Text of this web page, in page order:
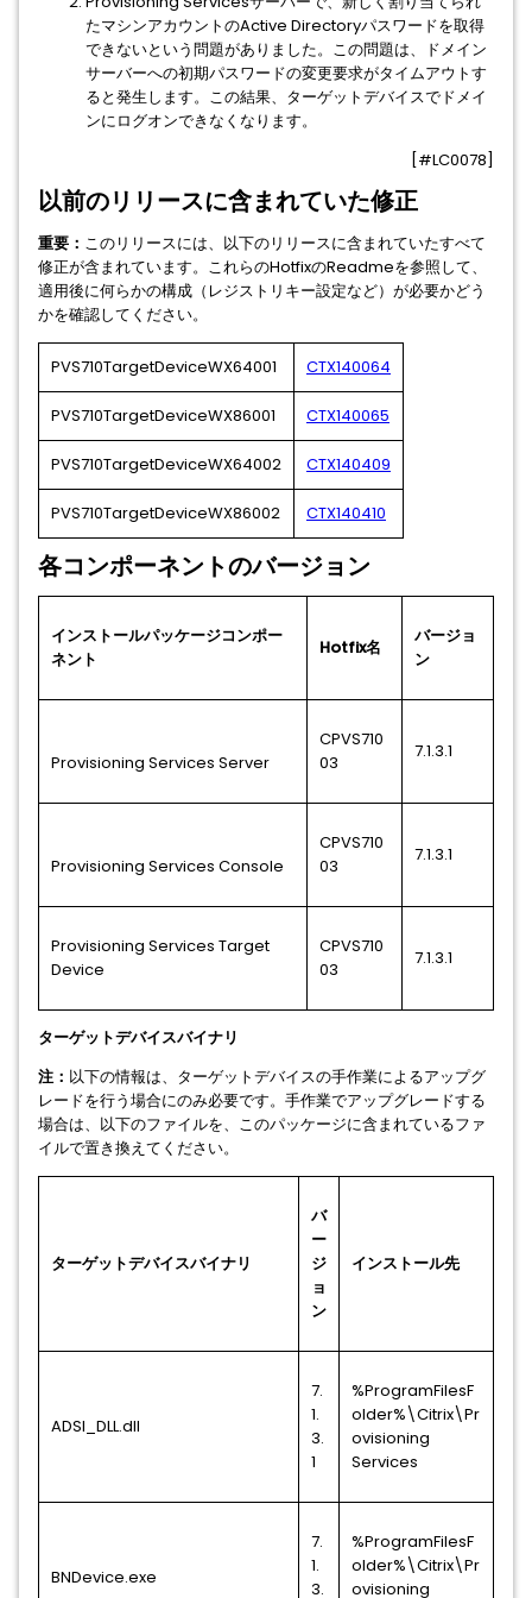
たマシンアカウントのActive Directoryパスワードを取得
できないという問題がありました。この問題は、ドメイン
サーバーへの初期パスワードの変更要求がタイムアウトす
ると発生します。この結果、ターゲットデバイスでドメイ
ンにログオンできなくなります。
[#LC0078]
以前のリリースに含まれていた修正
重要： このリリースには、以下のリリースに含まれていたすべて
修正が含まれています。これらのHotfixのReadmeを参照して、
適用後に何らかの構成（レジストリキー設定など）が必要かどう
かを確認してください。
PVS710TargetDeviceWX64001 CTX140064
PVS710TargetDeviceWX86001 CTX140065
PVS710TargetDeviceWX64002 CTX140409
PVS710TargetDeviceWX86002 CTX140410
各コンポーネントのバージョン
インストールパッケージコンポー
ネント
Hotfix名
バージョ
ン
Provisioning Services Server
CPVS710
03
7.1.3.1
Provisioning Services Console
CPVS710
03
7.1.3.1
Provisioning Services Target
Device
CPVS710
03
7.1.3.1
ターゲットデバイスバイナリ
注： 以下の情報は、ターゲットデバイスの手作業によるアップグ
レードを行う場合にのみ必要です。手作業でアップグレードする
場合は、以下のファイルを、このパッケージに含まれているファ
イルで置き換えてください。
ターゲットデバイスバイナリ
バ
ー
ジ
ョ
ン
インストール先
ADSI_DLL.dll
7.
1.
3.
1
%ProgramFilesF
older%\Citrix\Pr
ovisioning
Services
BNDevice.exe
7.
1.
3.
%ProgramFilesF
older%\Citrix\Pr
ovisioning